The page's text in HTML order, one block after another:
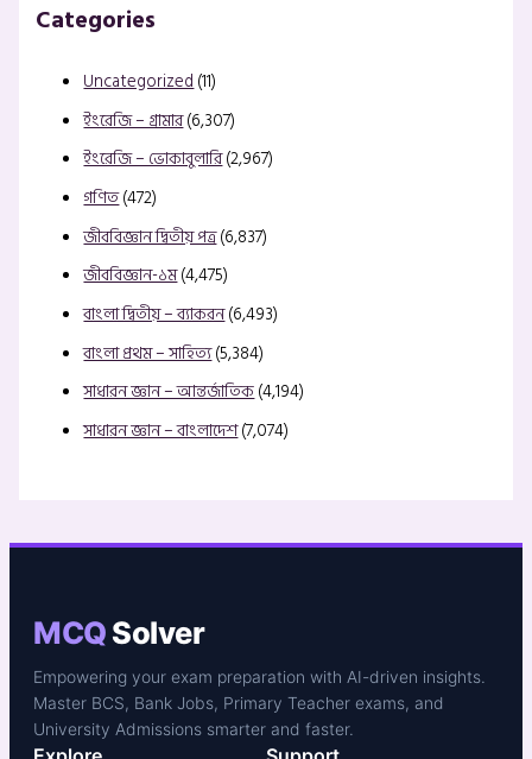
Categories
Uncategorized(11)
ইংরেজি – গ্রামার(6,307)
ইংরেজি – ভোকাবুলারি(2,967)
গণিত(472)
জীববিজ্ঞান দ্বিতীয় পত্র(6,837)
জীববিজ্ঞান-১ম(4,475)
বাংলা দ্বিতীয় – ব্যাকরন(6,493)
বাংলা প্রথম – সাহিত্য(5,384)
সাধারন জ্ঞান – আন্তর্জাতিক(4,194)
সাধারন জ্ঞান – বাংলাদেশ(7,074)
MCQSolver
Empowering your exam preparation with AI-driven insights.
Master BCS, Bank Jobs, Primary Teacher exams, and
University Admissions smarter and faster.